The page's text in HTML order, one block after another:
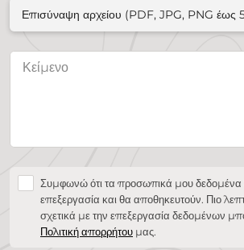
Επισύναψη αρχείου (PDF, JPG, PNG έως
Συμφωνώ ότι τα προσωπικά μου
επεξεργασία και θα αποθηκευτούν. Πιο
σχετικά με την επεξεργασία δεδομένων
Πολιτική απορρήτου μας.